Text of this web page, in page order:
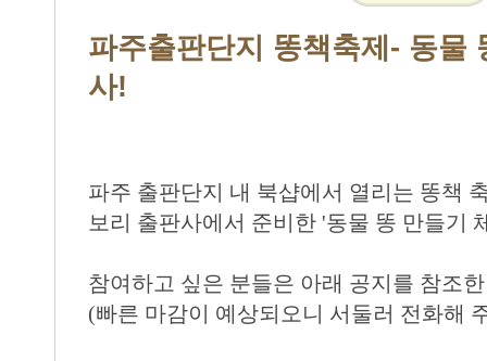
파주출판단지 똥책축제- 동물
사!
파주 출판단지 내 북샵에서 열리는 똥책
보리 출판사에서 준비한 '동물 똥 만들기
참여하고 싶은 분들은 아래 공지를 참조
(빠른 마감이 예상되오니 서둘러 전화해